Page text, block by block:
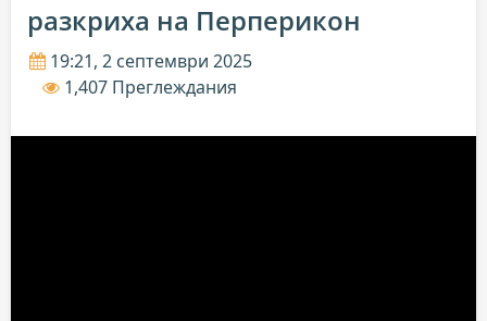
разкриха на Перперикон
19:21, 2 септември 2025
1,407 Преглеждания